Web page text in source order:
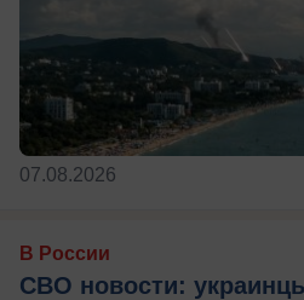
07.08.2026
В России
СВО новости: